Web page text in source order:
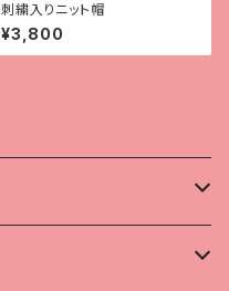
刺繍入りニット帽
¥3,800